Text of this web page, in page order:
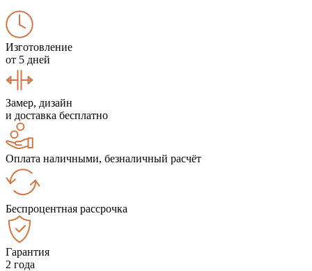
Изготовление
от 5 дней
Замер, дизайн
и доставка бесплатно
Оплата наличными, безналичный расчёт
Беспроцентная рассрочка
Гарантия
2 года